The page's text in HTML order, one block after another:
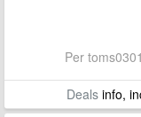
Per
Dealsinfo,